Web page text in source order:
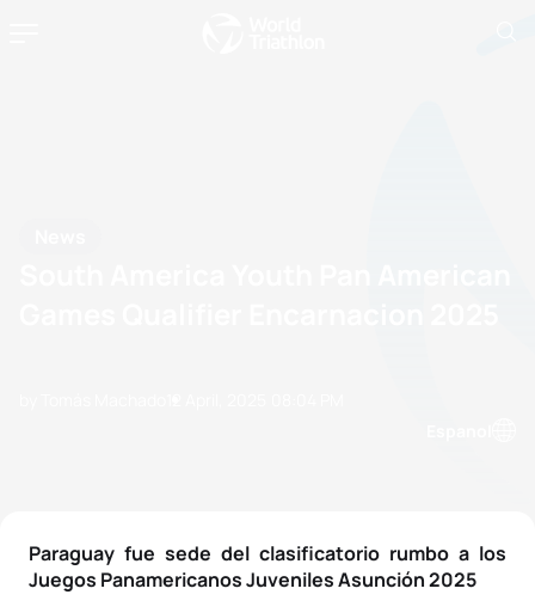
Paraguay fue sede del clasificatorio rumbo a los
Juegos Panamericanos Juveniles Asunción 2025